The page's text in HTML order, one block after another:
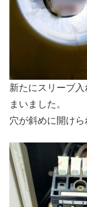
新たにスリーブ
まいました。
穴が斜めに開けら